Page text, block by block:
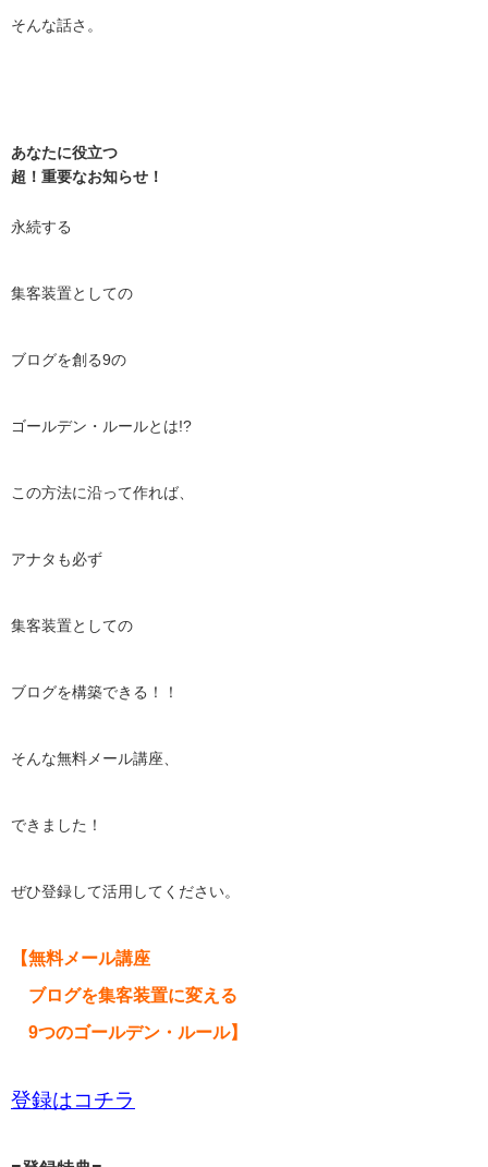
そんな話さ。
あなたに役立つ
超！重要なお知らせ！
永続する
集客装置としての
ブログを創る9の
ゴールデン・ルールとは!?
この方法に沿って作れば、
アナタも必ず
集客装置としての
ブログを構築できる！！
そんな無料メール講座、
できました！
ぜひ登録して活用してください。
【無料メール講座
ブログを集客装置に変える
9つのゴールデン・ルール】
登録はコチラ